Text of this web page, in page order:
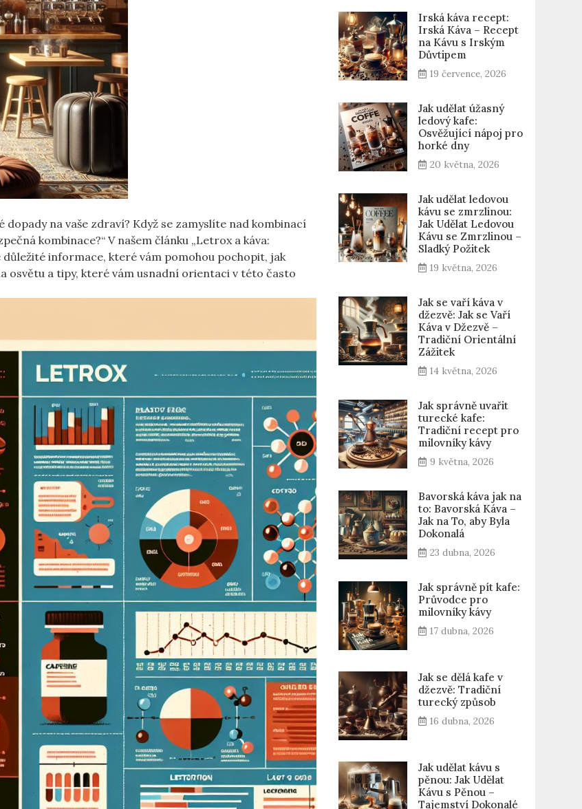
dopady na vaše zdraví? Když se zamyslíte nad kombinací
kombinace?“ V našem článku „Letrox a káva:
informace, které vám pomohou pochopit, jak
osvětu a tipy, které vám usnadní orientaci v této často
Irská káva recept:
Irská Káva – Recept
na Kávu s Irským
Důvtipem
19 července, 2026
Jak udělat úžasný
ledový kafe:
Osvěžující nápoj pro
horké dny
20 května, 2026
Jak udělat ledovou
kávu se zmrzlinou:
Jak Udělat Ledovou
Kávu se Zmrzlinou –
Sladký Požitek
19 května, 2026
Jak se vaří káva v
džezvě: Jak se Vaří
Káva v Džezvě –
Tradiční Orientální
Zážitek
14 května, 2026
Jak správně uvařit
turecké kafe:
Tradiční recept pro
milovníky kávy
9 května, 2026
Bavorská káva jak na
to: Bavorská Káva –
Jak na To, aby Byla
Dokonalá
23 dubna, 2026
Jak správně pít kafe:
Průvodce pro
milovníky kávy
17 dubna, 2026
Jak se dělá kafe v
džezvě: Tradiční
turecký způsob
16 dubna, 2026
Jak udělat kávu s
pěnou: Jak Udělat
Kávu s Pěnou –
Tajemství Dokonalé